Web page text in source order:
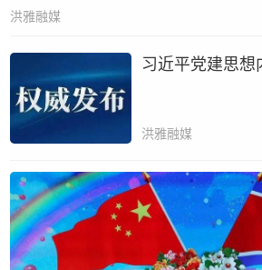
洪雅融媒
习近平党建思想
洪雅融媒